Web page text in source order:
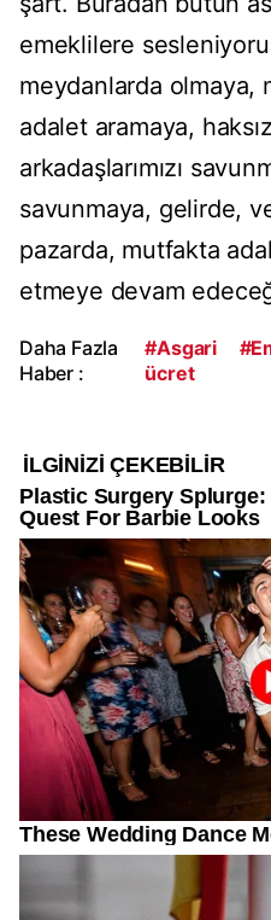
emeklilere
meydanlarda olmaya,
adalet aramaya,
arkadaşlarımızı
savunmaya, gelirde,
pazarda, mutfakta
etmeye devam
Daha Fazla
Haber :
#Asgari
ücret